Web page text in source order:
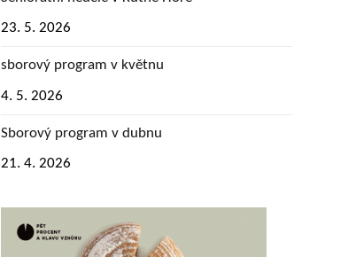
23. 5. 2026
sborový program v květnu
4. 5. 2026
Sborový program v dubnu
21. 4. 2026